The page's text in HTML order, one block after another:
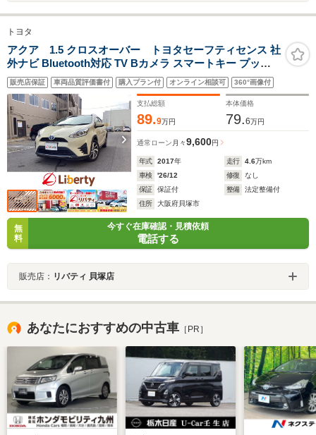
トヨタ
アクア 1.5 クロスオーバー トヨタセーフティセンス 社
外ナビ Bluetooth対応 TV Bカメラ スマートキー プッシ
ュスタート 革巻きステアリング 前席シートヒーター ナノ
イー 純正アルミホイール
販売店保証 車両品質評価書付 購入プラン付 オンライン相談可 360°画像付
支払総額
89.9万円
本体価格
79.6万円
通常ローン 月々9,600円
年式 2017年 走行 4.6万km
車検
'26/12 修復
なし
保証
保証付 整備
法定整備付
住所
大阪府貝塚市
無
料
今すぐ在庫確認・見積依頼
電話する
販売店： リバティ 貝塚店
あなたにおすすめの中古車 ［PR］